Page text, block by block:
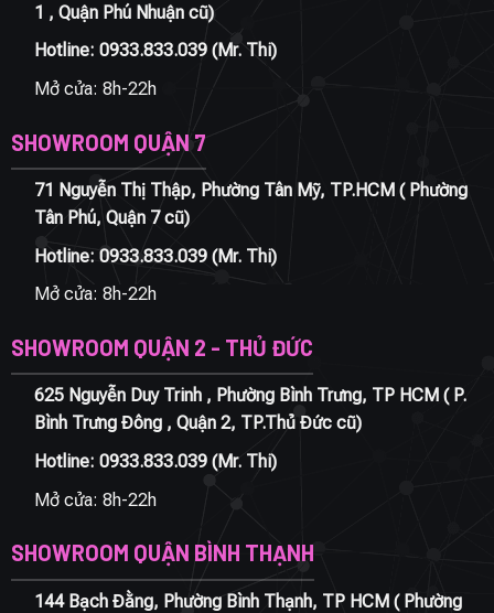
1 , Quận Phú Nhuận cũ)
Hotline: 0933.833.039(Mr. Thi)
Mở cửa: 8h-22h
SHOWROOM QUẬN 7
71 Nguyễn Thị Thập, Phường Tân Mỹ, TP.HCM ( Phường
Tân Phú, Quận 7 cũ)
Hotline: 0933.833.039(Mr. Thi)
Mở cửa: 8h-22h
SHOWROOM QUẬN 2 - THỦ ĐỨC
625 Nguyễn Duy Trinh , Phường Bình Trưng, TP HCM ( P.
Bình Trưng Đông , Quận 2, TP.Thủ Đức cũ)
Hotline: 0933.833.039(Mr. Thi)
Mở cửa: 8h-22h
SHOWROOM QUẬN BÌNH THẠNH
144 Bạch Đằng, Phường Bình Thạnh, TP HCM ( Phường